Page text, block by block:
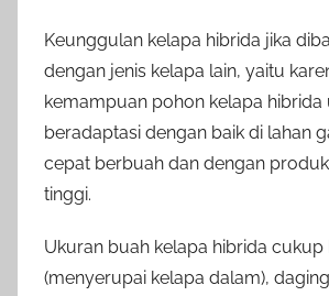
Keunggulan kelapa hibrida jika
dengan jenis kelapa lain, yaitu
kemampuan pohon kelapa hibrida
beradaptasi dengan baik di lahan
cepat berbuah dan dengan
tinggi.
Ukuran buah kelapa hibrida cukup
(menyerupai kelapa dalam),